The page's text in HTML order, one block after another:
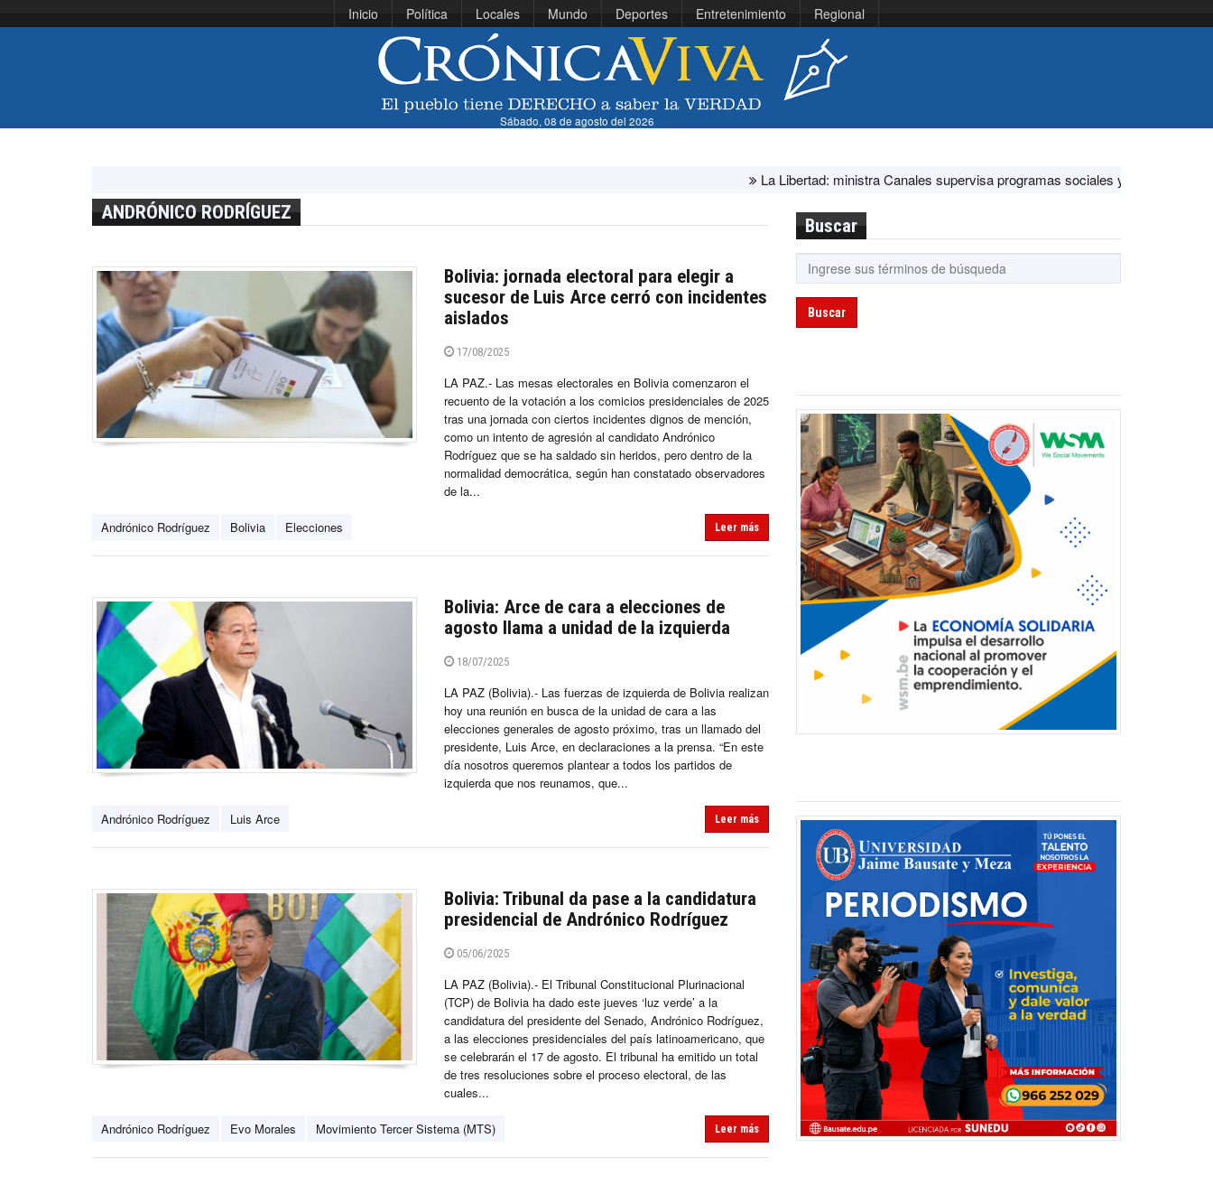
Inicio Política Locales Mundo Deportes Entretenimiento Regional
Sábado, 08 de agosto del 2026
La Libertad: ministra Canales supervisa programas sociales y acciones ante El Niño
ANDRÓNICO RODRÍGUEZ
Bolivia: jornada electoral para elegir a
sucesor de Luis Arce cerró con incidentes
aislados
17/08/2025
LA PAZ.- Las mesas electorales en Bolivia comenzaron el
recuento de la votación a los comicios presidenciales de 2025
tras una jornada con ciertos incidentes dignos de mención,
como un intento de agresión al candidato Andrónico
Rodríguez que se ha saldado sin heridos, pero dentro de la
normalidad democrática, según han constatado observadores
de la...
Andrónico Rodríguez Bolivia Elecciones Leer más
Bolivia: Arce de cara a elecciones de
agosto llama a unidad de la izquierda
18/07/2025
LA PAZ (Bolivia).- Las fuerzas de izquierda de Bolivia realizan
hoy una reunión en busca de la unidad de cara a las
elecciones generales de agosto próximo, tras un llamado del
presidente, Luis Arce, en declaraciones a la prensa. “En este
día nosotros queremos plantear a todos los partidos de
izquierda que nos reunamos, que...
Andrónico Rodríguez Luis Arce Leer más
Bolivia: Tribunal da pase a la candidatura
presidencial de Andrónico Rodríguez
05/06/2025
LA PAZ (Bolivia).- El Tribunal Constitucional Plurinacional
(TCP) de Bolivia ha dado este jueves ‘luz verde’ a la
candidatura del presidente del Senado, Andrónico Rodríguez,
a las elecciones presidenciales del país latinoamericano, que
se celebrarán el 17 de agosto. El tribunal ha emitido un total
de tres resoluciones sobre el proceso electoral, de las
cuales...
Andrónico Rodríguez Evo Morales Movimiento Tercer Sistema (MTS) Leer más
Buscar
Buscar